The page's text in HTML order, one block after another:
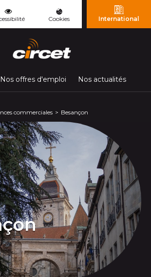
Cookies International
Nos offres d'emploi Nos actualités
commerciales Besançon